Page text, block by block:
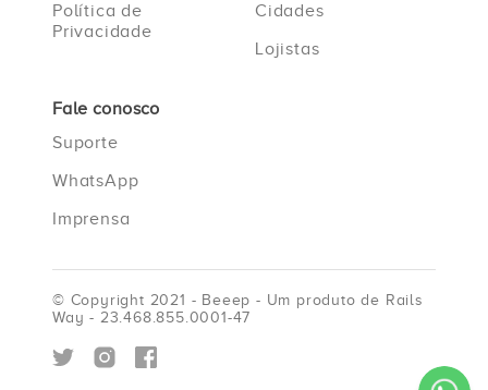
Política de
Privacidade
Cidades
Lojistas
Fale conosco
Suporte
WhatsApp
Imprensa
© Copyright 2021 - Beeep - Um produto de Rails
Way - 23.468.855.0001-47